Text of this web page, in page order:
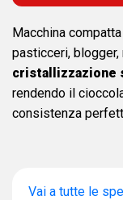
Macchina
pasticceri,
cristallizzazione
rendendo il
consistenza
Vai a tutte le